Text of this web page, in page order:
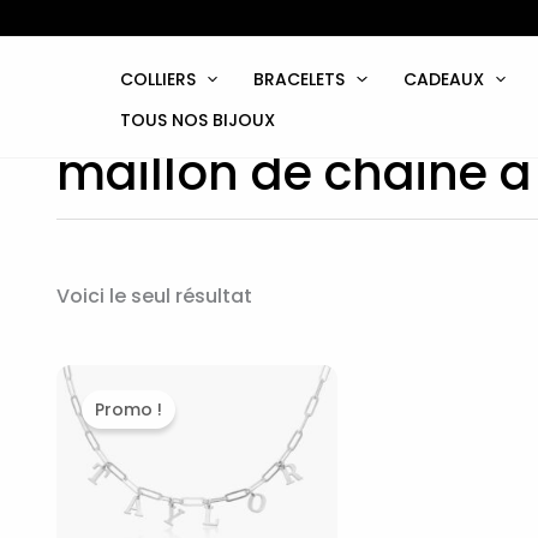
au
COLLIERS BRACELETS
CADEAUX
TOUS NOS BIJOUX
maillon de chaine
Voici le seul résultat
Promo !
actuel
est :
39,90€.